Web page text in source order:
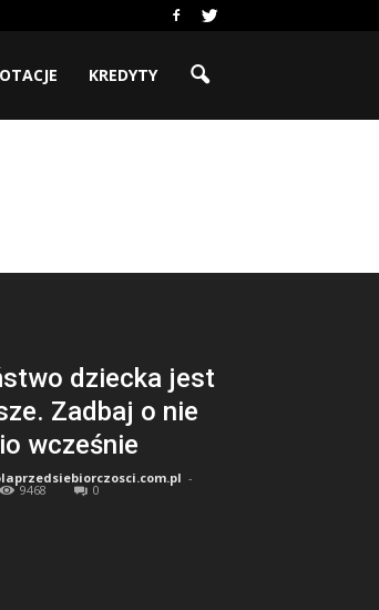
KREDYTY
dziecka jest
Zadbaj o nie
wcześnie
-
9468 0